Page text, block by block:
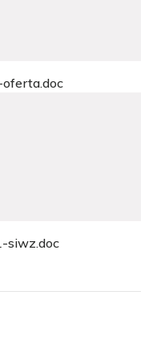
siwz.doc